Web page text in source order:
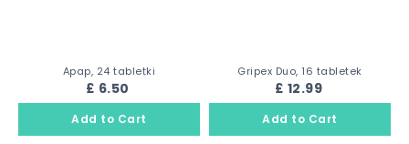
Apap, 24 tabletki
£ 6.50
Gripex Duo, 16 tabletek
£ 12.99